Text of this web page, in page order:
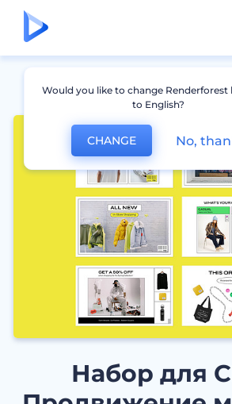
Набор для
Would you like to change Renderforest
to English?
CHANGE No,